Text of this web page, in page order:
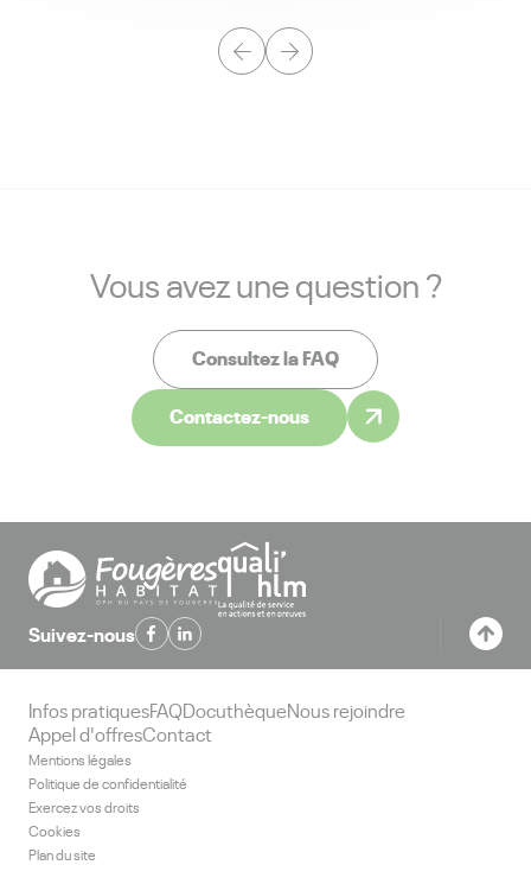
Vous avez une question ?
Consultez la FAQ
Contactez-nous
Suivez-nous
Infos pratiquesFAQDocuthèqueNous rejoindre
Appel d'offresContact
Mentions légales
Politique de confidentialité
Exercez vos droits
Cookies
Plan du site